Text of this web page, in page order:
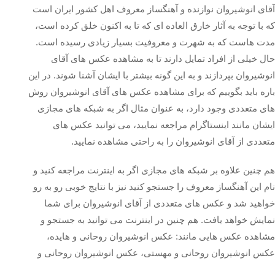
آقای انوشیروان نوازنده و آهنگساز معروف اهل کشور ایران است
که با توجه به آثار خارق العاده ای که تا به اکنون خلق کرده است،
مدت هاست که به شهرت و معروفیت بسیار زیادی رسیده است.
حال خیلی از افراد تمایل دارند تا به مشاهده عکس های آقای
انوشیروان بپردازند و به این گونه بیشتر با ایشان آشنا شوند. در این
باره باید بگوییم که برای مشاهده عکس های آقای انوشیروان روش
های متعددی وجود دارد، به عنوان مثال اگر به شبکه‌ های مجازی
ایشان مانند اینستاگرام مراجعه نمایید، می توانید عکس های
متعددی از آقای انوشیروان را به راحتی مشاهده نمایید.
هم چنین علاوه بر شبکه های مجازی اگر به اینترنت مراجعه کنید و
نام این آهنگساز معروف را جستجو کنید نیز با نتایج خوبی رو به رو
خواهید شد و عکس های متعددی از آقای انوشیروان برای شما
نمایش خواهد یافت. هم چنین در اینترنت می توانید به جستجو و
مشاهده عکس هایی مانند: عکس انوشیروان روحانی و هایده،
عکس انوشیروان روحانی و مهستی، عکس انوشیروان روحانی و